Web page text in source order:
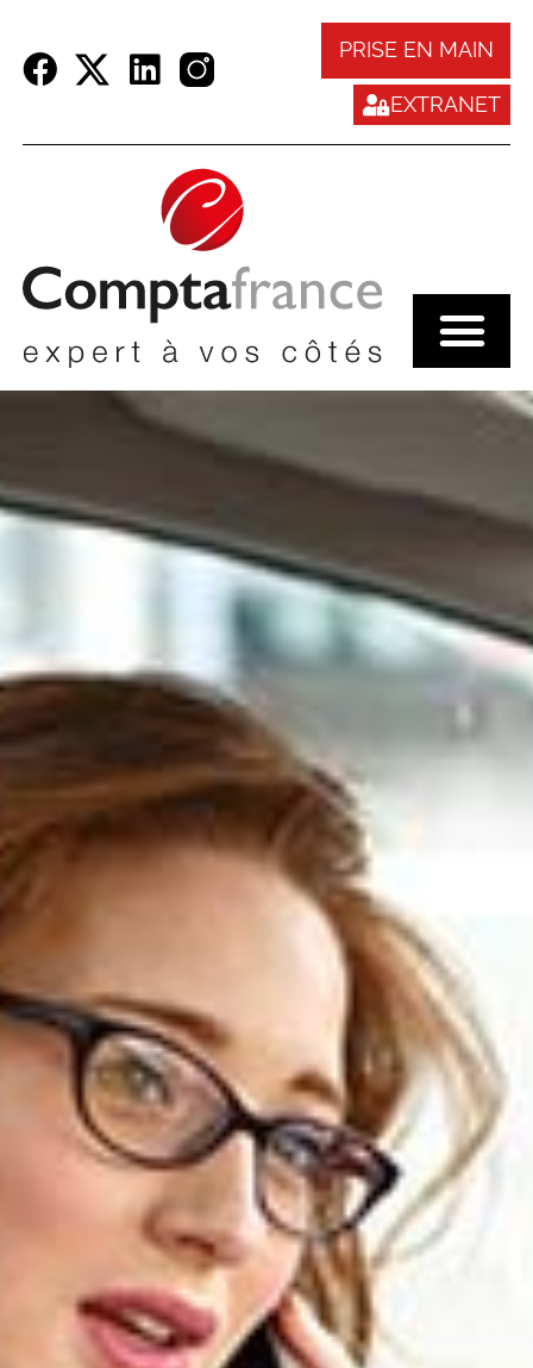
PRISE EN MAIN
EXTRANET